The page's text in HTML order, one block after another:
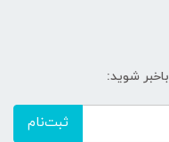
شوید:
ثبت‌نام